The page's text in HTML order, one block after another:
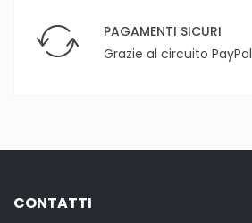
PAGAMENTI SICURI
Grazie al circuito PayPal
CONTATTI